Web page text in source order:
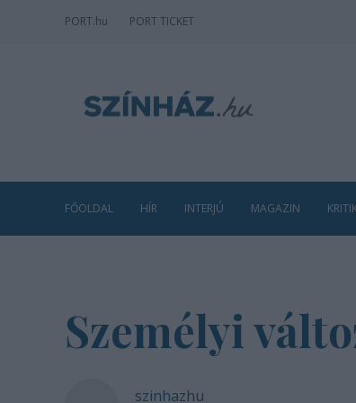
PORT.hu PORT TICKET
FŐOLDAL HÍR INTERJÚ MAGAZIN
Személyi
szinhazhu